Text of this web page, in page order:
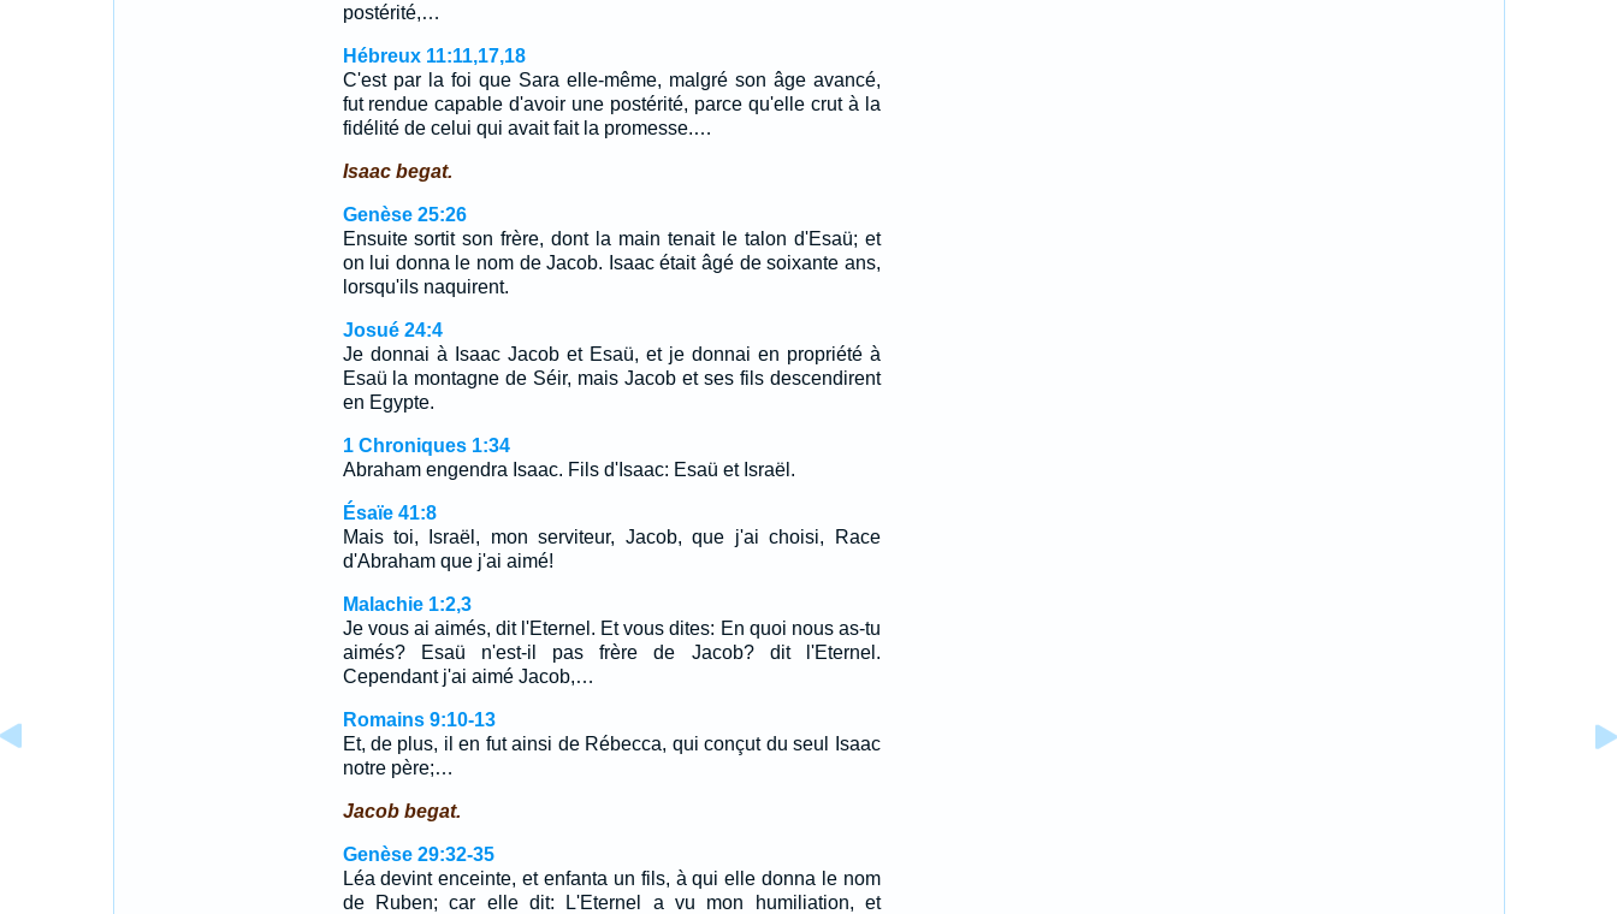
postérité,…
Hébreux 11:11,17,18
C'est par la foi que Sara elle-même, malgré son âge avancé,
fut rendue capable d'avoir une postérité, parce qu'elle crut à la
fidélité de celui qui avait fait la promesse.…
Isaac begat.
Genèse 25:26
Ensuite sortit son frère, dont la main tenait le talon d'Esaü; et
on lui donna le nom de Jacob. Isaac était âgé de soixante ans,
lorsqu'ils naquirent.
Josué 24:4
Je donnai à Isaac Jacob et Esaü, et je donnai en propriété à
Esaü la montagne de Séir, mais Jacob et ses fils descendirent
en Egypte.
1 Chroniques 1:34
Abraham engendra Isaac. Fils d'Isaac: Esaü et Israël.
Ésaïe 41:8
Mais toi, Israël, mon serviteur, Jacob, que j'ai choisi, Race
d'Abraham que j'ai aimé!
Malachie 1:2,3
Je vous ai aimés, dit l'Eternel. Et vous dites: En quoi nous as-tu
aimés? Esaü n'est-il pas frère de Jacob? dit l'Eternel.
Cependant j'ai aimé Jacob,…
Romains 9:10-13
Et, de plus, il en fut ainsi de Rébecca, qui conçut du seul Isaac
notre père;…
Jacob begat.
Genèse 29:32-35
Léa devint enceinte, et enfanta un fils, à qui elle donna le nom
de Ruben; car elle dit: L'Eternel a vu mon humiliation, et